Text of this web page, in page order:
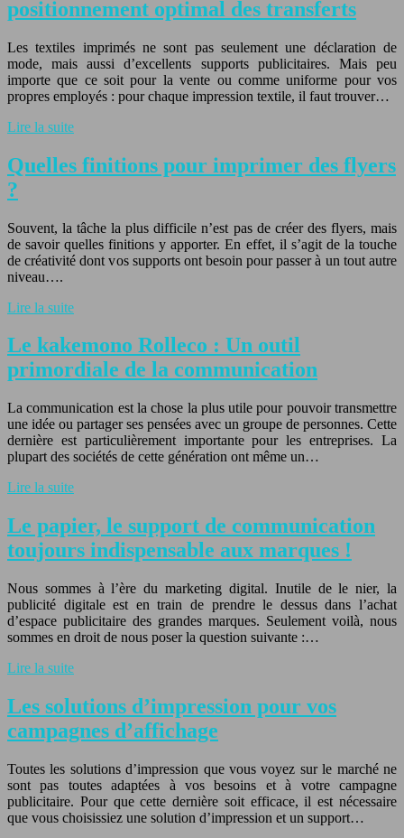
positionnement optimal des transferts
Les textiles imprimés ne sont pas seulement une déclaration de
mode, mais aussi d’excellents supports publicitaires. Mais peu
importe que ce soit pour la vente ou comme uniforme pour vos
propres employés : pour chaque impression textile, il faut trouver…
Lire la suite
Quelles finitions pour imprimer des flyers
?
Souvent, la tâche la plus difficile n’est pas de créer des flyers, mais
de savoir quelles finitions y apporter. En effet, il s’agit de la touche
de créativité dont vos supports ont besoin pour passer à un tout autre
niveau….
Lire la suite
Le kakemono Rolleco : Un outil
primordiale de la communication
La communication est la chose la plus utile pour pouvoir transmettre
une idée ou partager ses pensées avec un groupe de personnes. Cette
dernière est particulièrement importante pour les entreprises. La
plupart des sociétés de cette génération ont même un…
Lire la suite
Le papier, le support de communication
toujours indispensable aux marques !
Nous sommes à l’ère du marketing digital. Inutile de le nier, la
publicité digitale est en train de prendre le dessus dans l’achat
d’espace publicitaire des grandes marques. Seulement voilà, nous
sommes en droit de nous poser la question suivante :…
Lire la suite
Les solutions d’impression pour vos
campagnes d’affichage
Toutes les solutions d’impression que vous voyez sur le marché ne
sont pas toutes adaptées à vos besoins et à votre campagne
publicitaire. Pour que cette dernière soit efficace, il est nécessaire
que vous choisissiez une solution d’impression et un support…